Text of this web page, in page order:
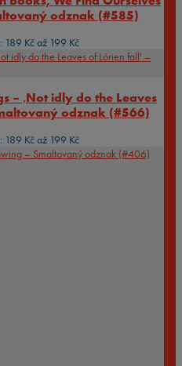
odznak (#585)
189 Kč až 199 Kč
– ‚Not idly do the Leaves
odznak (#566)
189 Kč až 199 Kč